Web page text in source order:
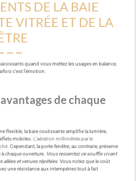
DE LA BAIE
VITRÉE ET DE LA
quand vous mettez les usages en balance,
c’est l’émotion.
avantages de chaque
flexible, la baie coulissante amplifie la lumière,
mobiles. L’aération millimétrée par le
Cependant, la porte-fenêtre, au contraire, préserve
chaque ouverture. Vous ressentez ce souffle vivant
et venues répétées. Vous notez que le coût
une résistance aux intempéries tout à fait